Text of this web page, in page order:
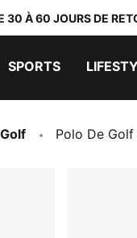
30 À 60 JOURS DE
SPORTS
Golf Polo De Golf